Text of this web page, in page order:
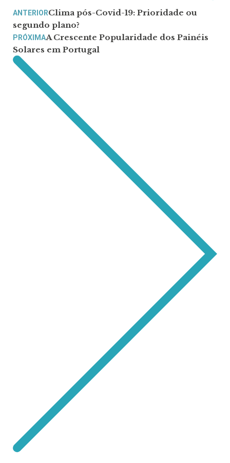
ANTERIORClima pós-Covid-19: Prioridade ou
segundo plano?
PRÓXIMAA Crescente Popularidade dos Painéis
Solares em Portugal